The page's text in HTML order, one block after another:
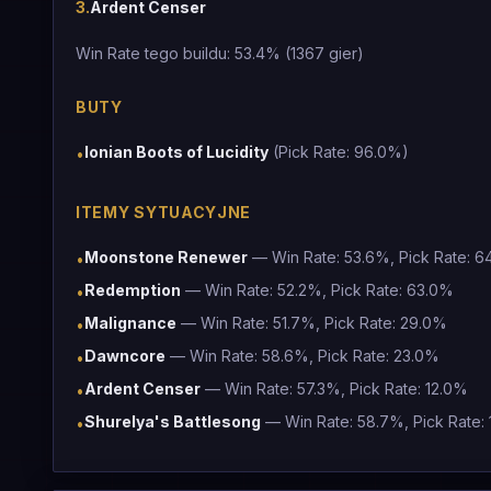
3.Ardent Censer
Win Rate tego buildu: 53.4% (1367 gier)
BUTY
•Ionian Boots of Lucidity (Pick Rate: 96.0%)
ITEMY SYTUACYJNE
•Moonstone Renewer — Win Rate: 53.6%, Pick Rate:
•Redemption — Win Rate: 52.2%, Pick Rate: 63.0%
•Malignance — Win Rate: 51.7%, Pick Rate: 29.0%
•Dawncore — Win Rate: 58.6%, Pick Rate: 23.0%
•Ardent Censer — Win Rate: 57.3%, Pick Rate: 12.0%
•Shurelya's Battlesong — Win Rate: 58.7%, Pick Rate: